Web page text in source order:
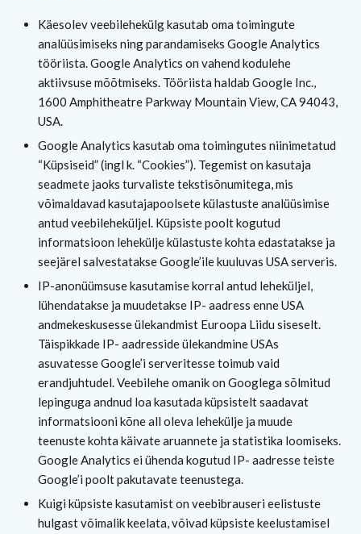
Käesolev veebilehekülg kasutab oma toimingute
analüüsimiseks ning parandamiseks Google Analytics
tööriista. Google Analytics on vahend kodulehe
aktiivsuse mõõtmiseks. Tööriista haldab Google Inc.,
1600 Amphitheatre Parkway Mountain View, CA 94043,
USA.
Google Analytics kasutab oma toimingutes niinimetatud
“Küpsiseid” (ingl k. “Cookies”). Tegemist on kasutaja
seadmete jaoks turvaliste tekstisõnumitega, mis
võimaldavad kasutajapoolsete külastuste analüüsimise
antud veebileheküljel. Küpsiste poolt kogutud
informatsioon lehekülje külastuste kohta edastatakse ja
seejärel salvestatakse Google’ile kuuluvas USA serveris.
IP-anonüümsuse kasutamise korral antud leheküljel,
lühendatakse ja muudetakse IP- aadress enne USA
andmekeskusesse ülekandmist Euroopa Liidu siseselt.
Täispikkade IP- aadresside ülekandmine USAs
asuvatesse Google’i serveritesse toimub vaid
erandjuhtudel. Veebilehe omanik on Googlega sõlmitud
lepinguga andnud loa kasutada küpsistelt saadavat
informatsiooni kõne all oleva lehekülje ja muude
teenuste kohta käivate aruannete ja statistika loomiseks.
Google Analytics ei ühenda kogutud IP- aadresse teiste
Google’i poolt pakutavate teenustega.
Kuigi küpsiste kasutamist on veebibrauseri eelistuste
hulgast võimalik keelata, võivad küpsiste keelustamisel